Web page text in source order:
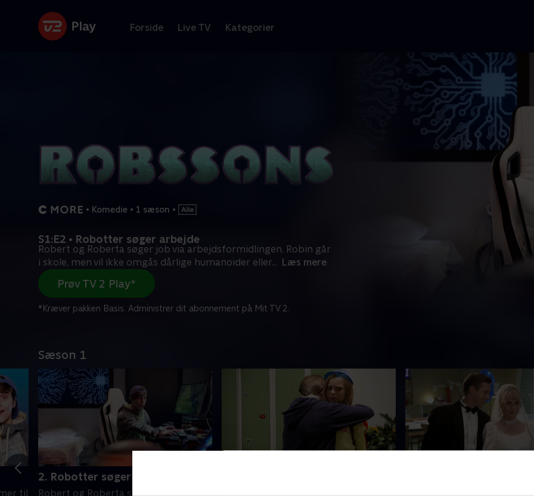
Forside Live TV Kategorier
• Komedie • 1 sæson •
S1:E2 • Robotter søger arbejde
Robert og Roberta søger job via arbejdsformidlingen. Robin går
i skole, men vil ikke omgås dårlige humanoider eller... Læs mere
Prøv TV 2 Play*
*Kræver pakken Basis. Administrer dit abonnement på Mit TV 2.
Sæson 1
til
2. Robotter søger arbejde
Robert og Roberta søger job via